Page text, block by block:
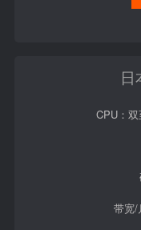
CPU：双
带宽/